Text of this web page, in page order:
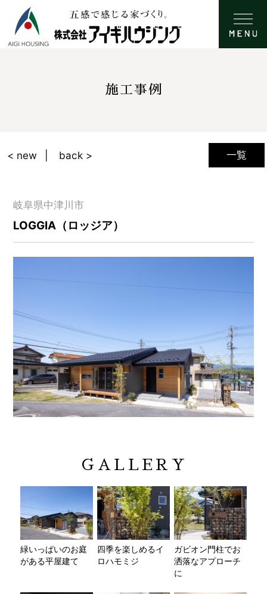
施工事例
一覧
< new back >
岐阜県中津川市
LOGGIA（ロッジア）
GALLERY
緑いっぱいのお庭
がある平屋建て
四季を楽しめるイ
ロハモミジ
ガビオン門柱でお
洒落なアプローチ
に